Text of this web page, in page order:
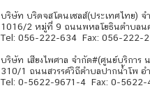
บริษัท บริดจสโตนเซลส์(ประเทศไทย)
1016/2 หมู่ที่ 9 ถนนพหลโยธินตำบลนค
Tel: 056-222-634 Fax: 056-222-
บริษัท เสียงไพศาล จำกัด#(ศูนย์บริการ น
310/1 ถนนสวรรค์วิถีตำบลปากน้ำโพ อ
Tel: 0-5622-9671-4 Fax: 0-5622-